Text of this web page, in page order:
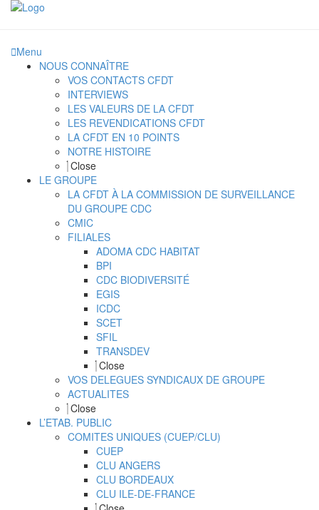
Menu
NOUS CONNAÎTRE
VOS CONTACTS CFDT
INTERVIEWS
LES VALEURS DE LA CFDT
LES REVENDICATIONS CFDT
LA CFDT EN 10 POINTS
NOTRE HISTOIRE
Close
LE GROUPE
LA CFDT À LA COMMISSION DE SURVEILLANCE
DU GROUPE CDC
CMIC
FILIALES
ADOMA CDC HABITAT
BPI
CDC BIODIVERSITÉ
EGIS
ICDC
SCET
SFIL
TRANSDEV
Close
VOS DELEGUES SYNDICAUX DE GROUPE
ACTUALITES
Close
L’ETAB. PUBLIC
COMITES UNIQUES (CUEP/CLU)
CUEP
CLU ANGERS
CLU BORDEAUX
CLU ILE-DE-FRANCE